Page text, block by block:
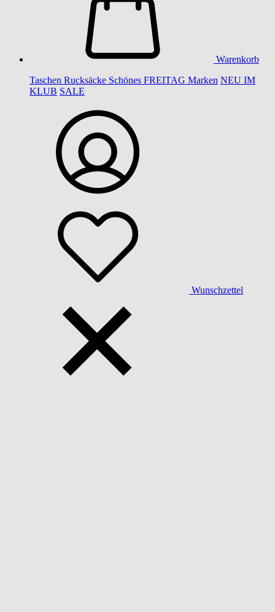
Warenkorb
Taschen Rucksäcke Schönes FREITAG Marken NEU IM
KLUB SALE
Wunschzettel